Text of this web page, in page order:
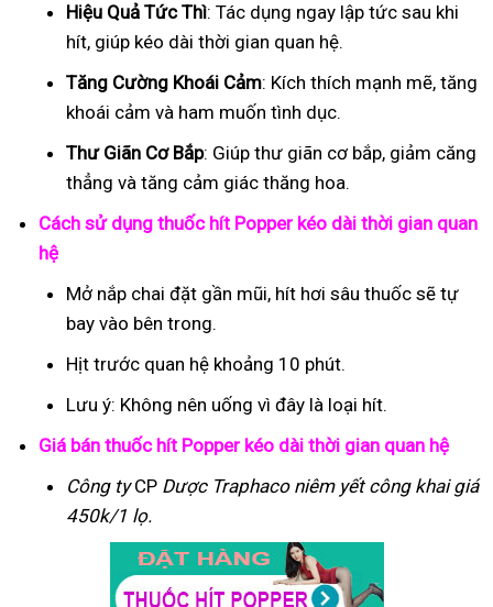
Hiệu Quả Tức Thì: Tác dụng ngay lập tức sau khi
hít, giúp kéo dài thời gian quan hệ.
Tăng Cường Khoái Cảm: Kích thích mạnh mẽ, tăng
khoái cảm và ham muốn tình dục.
Thư Giãn Cơ Bắp: Giúp thư giãn cơ bắp, giảm căng
thẳng và tăng cảm giác thăng hoa.
Cách sử dụng thuốc hít Popper kéo dài thời gian quan
hệ
Mở nắp chai đặt gần mũi, hít hơi sâu thuốc sẽ tự
bay vào bên trong.
Hịt trước quan hệ khoảng 10 phút.
Lưu ý: Không nên uống vì đây là loại hít.
Giá bán thuốc hít Popper kéo dài thời gian quan hệ
Công tyCP Dược Traphaconiêm yết công khai giá
450k/1 lọ.